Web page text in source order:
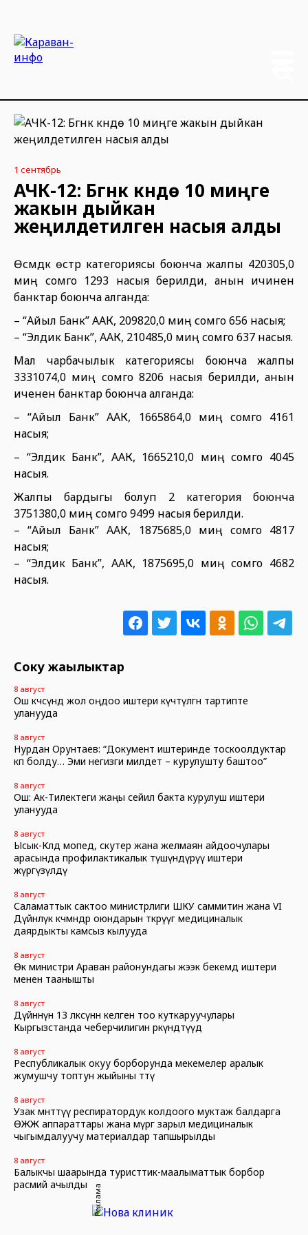
1 сентябрь
АЧК-12: Бүгүнкү күндө 10 миңге
жакын дыйкан
жеңилдетилген насыя алды
Өсүмдүк өстүрүү категориясы боюнча жалпы 420305,0
миң сомго 1293 насыя берилди, анын ичинен
банктар боюнча алганда:
– “Айыл Банк” ААК, 209820,0 миң сомго 656 насыя;
– “Элдик Банк”, ААК, 210485,0 миң сомго 637 насыя.
Мал чарбачылык категориясы боюнча жалпы
3331074,0 миң сомго 8206 насыя берилди, анын
иченен банктар боюнча алганда:
– “Айыл Банк” ААК, 1665864,0 миң сомго 4161
насыя;
– “Элдик Банк”, ААК, 1665210,0 миң сомго 4045
насыя.
Жалпы бардыгы болуп 2 категория боюнча
3751380,0 миң сомго 9499 насыя берилди.
– “Айыл Банк” ААК, 1875685,0 миң сомго 4817
насыя;
– “Элдик Банк”, ААК, 1875695,0 миң сомго 4682
насыя.
Соңку жаңылыктар
8 август
Ош көчөсүндө жол оңдоо иштери күчөтүлгөн тартипте
уланууда
8 август
Нурдан Орунтаев: “Документ иштеринде тоскоолдуктар
көп болду… Эми негизги милдет – курулушту баштоо”
8 август
Ош: Ак-Тилектеги жаңы сейил бакта курулуш иштери
уланууда
8 август
Ысык-Көлдө мопед, скутер жана желмаян айдоочулары
арасында профилактикалык түшүндүрүү иштери
жүргүзүлдү
8 август
Саламаттык сактоо министрлиги ШКУ саммитин жана VI
Дүйнөлүк көчмөндөр оюндарын өткөрүүгө медициналык
даярдыкты камсыз кылууда
8 август
Өк министри Араван районундагы жээк бекемдөө иштери
менен таанышты
8 август
Дүйнөнүн 13 өлкөсүнөн келген тоо куткаруучулары
Кыргызстанда чеберчилигин өркүндөтүүдө
8 август
Республикалык окуу борборунда мекемелер аралык
жумушчу топтун жыйыны өттү
8 август
Узак мөөнөттүү респиратордук колдоого муктаж балдарга
ӨЖЖ аппараттары жана өмүргө зарыл медициналык
чыгымдалуучу материалдар тапшырылды
8 август
Балыкчы шаарында туристтик-маалыматтык борбор
расмий ачылды Реклама